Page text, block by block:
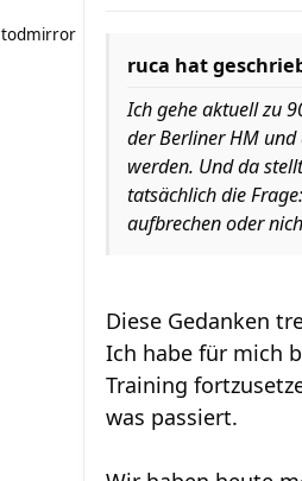
todmirror
ruca hat
Ich gehe aktuell zu
der Berliner HM
werden. Und da
tatsächlich die
aufbrechen oder
Diese Gedanken
Ich habe für mich
Training
was passiert.